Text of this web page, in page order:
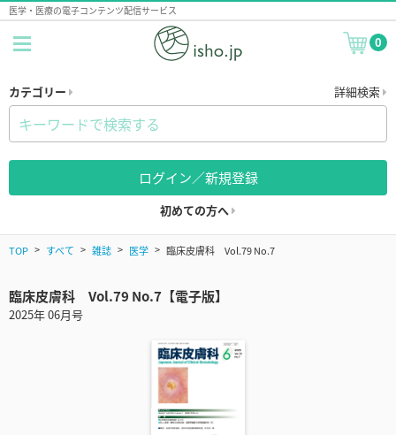
医学・医療の電子コンテンツ配信サービス
0
カテゴリー 詳細検索
ログイン／新規登録
初めての方へ
TOP すべて 雑誌 医学 臨床皮膚科 Vol.79 No.7
臨床皮膚科 Vol.79 No.7【電子版】
2025年 06月号